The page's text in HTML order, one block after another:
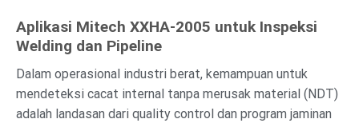
Aplikasi Mitech XXHA-2005 untuk Inspeksi
Welding dan Pipeline
Dalam operasional industri berat, kemampuan untuk
mendeteksi cacat internal tanpa merusak material (NDT)
adalah landasan dari quality control dan program jaminan